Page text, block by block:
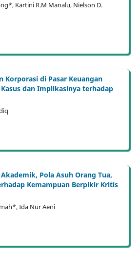
Kartini R.M Manalu, Nielson D.
Korporasi di Pasar Keuangan
dan Implikasinya terhadap
Pola Asuh Orang Tua,
Kemampuan Berpikir Kritis
Ida Nur Aeni